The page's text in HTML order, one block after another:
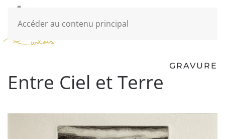
Accéder au contenu principal
GRAVURE
Entre Ciel et Terre